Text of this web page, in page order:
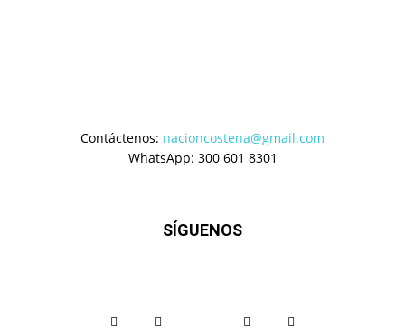
Contáctenos: nacioncostena@gmail.com
WhatsApp: 300 601 8301
SÍGUENOS